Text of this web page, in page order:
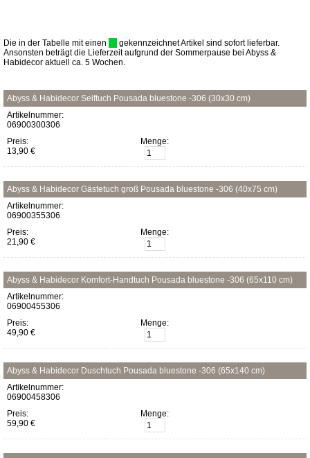
Die in der Tabelle mit einen
gekennzeichnet Artikel sind sofort lieferbar.
Ansonsten beträgt die Lieferzeit aufgrund der Sommerpause bei Abyss &
Habidecor aktuell ca. 5 Wochen.
Abyss & Habidecor Seiftuch Pousada bluestone -306 (30x30 cm)
Artikelnummer:
06900300306
Preis:
13,90 €
Menge:
Abyss & Habidecor Gästetuch groß Pousada bluestone -306 (40x75 cm)
Artikelnummer:
06900355306
Preis:
21,90 €
Menge:
Abyss & Habidecor Komfort-Handtuch Pousada bluestone -306 (65x110 cm)
Artikelnummer:
06900455306
Preis:
49,90 €
Menge:
Abyss & Habidecor Duschtuch Pousada bluestone -306 (65x140 cm)
Artikelnummer:
06900458306
Preis:
59,90 €
Menge: